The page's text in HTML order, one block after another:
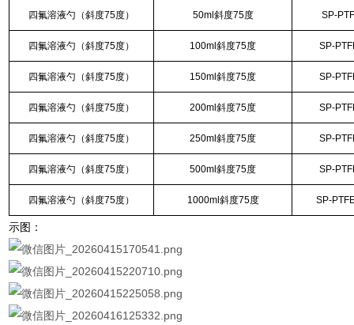
四氟溶液勺（斜度75度） 50ml斜度75度 SP-
四氟溶液勺（斜度75度） 100ml斜度75度 SP-
四氟溶液勺（斜度75度） 150ml斜度75度 SP-
四氟溶液勺（斜度75度） 200ml斜度75度 SP-
四氟溶液勺（斜度75度） 250ml斜度75度 SP-
四氟溶液勺（斜度75度） 500ml斜度75度 SP-
四氟溶液勺（斜度75度） 1000ml斜度75度 SP-
示图：